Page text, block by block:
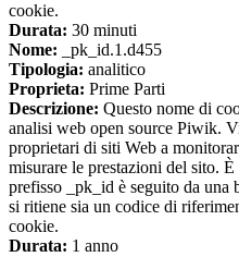
cookie.
Durata: 30 minuti
Nome: _pk_id.1.d455
Tipologia: analitico
Proprieta: Prime Parti
Descrizione: Questo nome di
analisi web open source Piwik.
proprietari di siti Web a
misurare le prestazioni del sito.
prefisso _pk_id è seguito da una
si ritiene sia un codice di
cookie.
Durata: 1 anno